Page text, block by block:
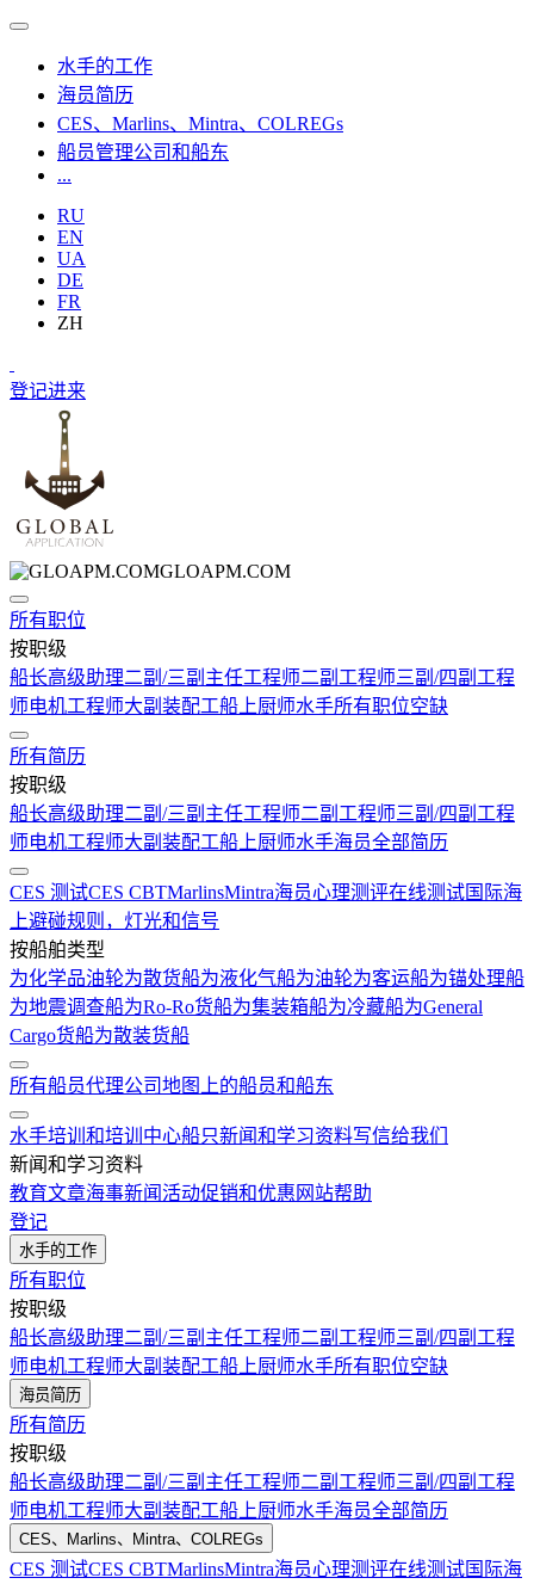
水手的工作
海员简历
CES、Marlins、Mintra、COLREGs
船员管理公司和船东
...
RU
EN
UA
DE
FR
ZH
登记进来
GLOAPM.COM
所有职位
按职级
船长高级助理二副/三副 主任工程师二副工程师三副/四副工程
师电机工程师大副 装配工船上厨师水手所有职位空缺
所有简历
按职级
船长高级助理二副/三副 主任工程师二副工程师三副/四副工程
师电机工程师大副 装配工船上厨师水手海员全部简历
CES 测试CES CBTMarlinsMintra海员心理测评在线测试国际海
上避碰规则，灯光和信号
按船舶类型
为化学品油轮为散货船为液化气船为油轮为客运船为锚处理船
为地震调查船为Ro-Ro货船为集装箱船为冷藏船为General
Cargo货船为散装货船
所有船员代理公司地图上的船员和船东
水手培训和培训中心船只新闻和学习资料写信给我们
新闻和学习资料
教育文章海事新闻活动促销和优惠 网站帮助
登记
水手的工作
所有职位
按职级
船长高级助理二副/三副 主任工程师二副工程师三副/四副工程
师电机工程师大副 装配工船上厨师水手所有职位空缺
海员简历
所有简历
按职级
船长高级助理二副/三副 主任工程师二副工程师三副/四副工程
师电机工程师大副 装配工船上厨师水手海员全部简历
CES、Marlins、Mintra、COLREGs
CES 测试CES CBTMarlinsMintra海员心理测评在线测试国际海